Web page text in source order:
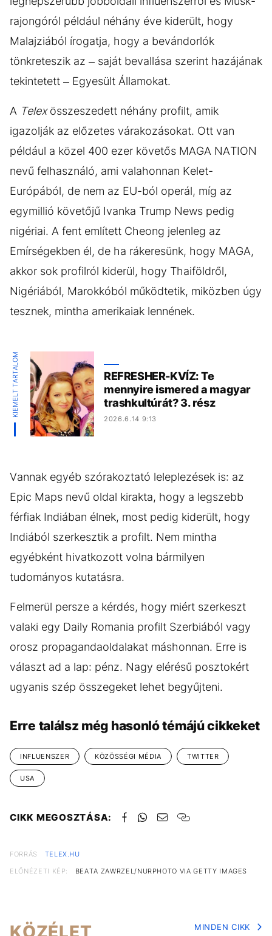
rajongóról például néhány éve kiderült, hogy
Malajziából írogatja, hogy a bevándorlók
tönkreteszik az – saját bevallása szerint hazájának
tekintetett – Egyesült Államokat.
A Telexösszeszedett néhány profilt, amik
igazolják az előzetes várakozásokat. Ott van
például a közel 400 ezer követős MAGA NATION
nevű felhasználó, ami valahonnan Kelet-
Európából, de nem az EU-ból operál, míg az
egymillió követőjű Ivanka Trump News pedig
nigériai. A fent említett Cheong jelenleg az
Emírségekben él, de ha rákeresünk, hogy MAGA,
akkor sok profilról kiderül, hogy Thaiföldről,
Nigériából, Marokkóból működtetik, miközben úgy
tesznek, mintha amerikaiak lennének.
KIEMELT TARTALOM
REFRESHER-KVÍZ: Te
mennyire ismered a magyar
trashkultúrát? 3. rész
2026.6.14 9:13
Vannak egyéb szórakoztató leleplezések is: az
Epic Maps nevű oldal kirakta, hogy a legszebb
férfiak Indiában élnek, most pedig kiderült, hogy
Indiából szerkesztik a profilt. Nem mintha
egyébként hivatkozott volna bármilyen
tudományos kutatásra.
Felmerül persze a kérdés, hogy miért szerkeszt
valaki egy Daily Romania profilt Szerbiából vagy
orosz propagandaoldalakat máshonnan. Erre is
választ ad a lap: pénz. Nagy elérésű posztokért
ugyanis szép összegeket lehet begyűjteni.
Erre találsz még hasonló témájú cikkeket
INFLUENSZER KÖZÖSSÉGI MÉDIA TWITTER
USA
CIKK MEGOSZTÁSA:
FORRÁS
TELEX.HU
ELŐNÉZETI KÉP:
BEATA ZAWRZEL/NURPHOTO VIA GETTY IMAGES
KÖZÉLET MINDEN CIKK